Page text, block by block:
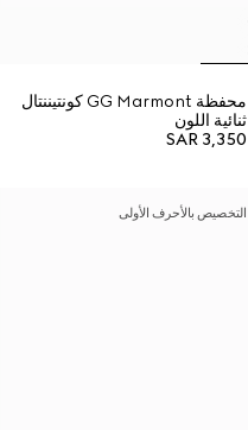
محفظة GG Marmont كونتيننتال
ثنائية اللون
SAR 3,350
التخصيص بالأحرف الأولى